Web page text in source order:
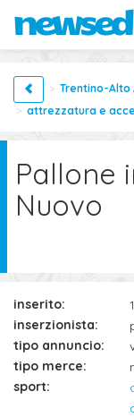
Trentino-Alto
attrezzatura e
Pallone
Nuovo
inserito:
inserzionista:
tipo annuncio:
tipo merce:
sport: